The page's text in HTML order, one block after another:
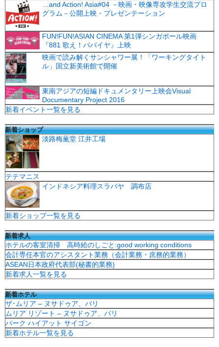
…and Action! Asia#04 －映画・映像専攻学生交流プロ
グラム－公開上映・プレゼンテーション
FUN!FUN!ASIAN CINEMA 第1弾シンガポール映画
『881 歌え！パパイヤ』上映
映画で読み解くサンシャワー展！「ワーキングタイト
ル」国立新美術館で開催
東南アジアの短編ドキュメンタリー上映会Visual
Documentary Project 2016
新着イベント一覧を見る
新着ショップ
淡路梅薫堂 江井工場
テテマニス
インドネシア料理スラバヤ 調布店
新着ショップ一覧を見る
新着求人
ホテルの客室清掃 高時給のしごと:good working conditions
会計専任本官のアシスタント業務（会計業務・庶務的業務）
ASEAN日本政府代表部(秘書的業務)
新着求人一覧を見る
新着ホテル
ザ･ムリア – ヌサドゥア、バリ
ムリア リゾート – ヌサドゥア、バリ
パーク ハイアット サイゴン
新着ホテル一覧を見る